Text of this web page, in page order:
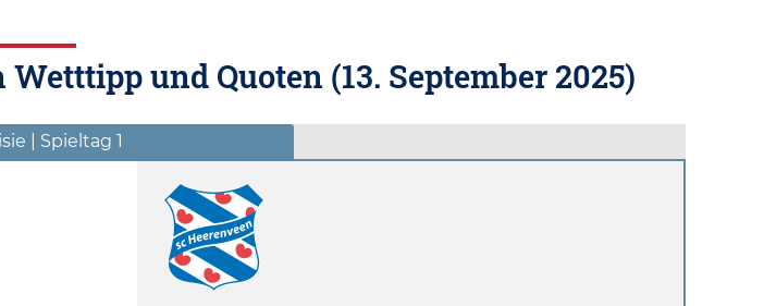
Wetttipp und Quoten (13. September 2025)
| Spieltag 1